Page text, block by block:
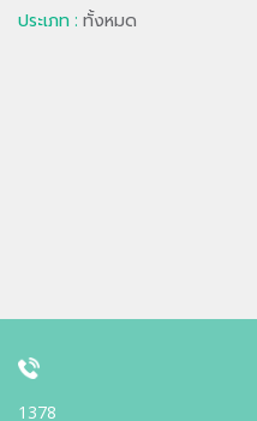
ประเภท : ทั้งหมด
1378